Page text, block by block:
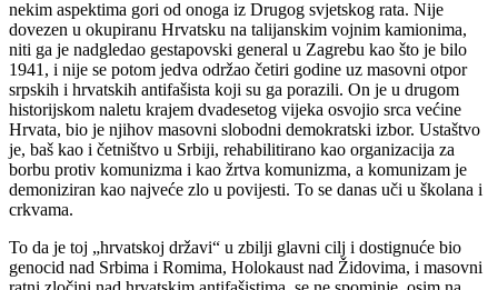
nekim aspektima gori od onoga iz Drugog svjetskog rata. Nije
dovezen u okupiranu Hrvatsku na talijanskim vojnim kamionima,
niti ga je nadgledao gestapovski general u Zagrebu kao što je bilo
1941, i nije se potom jedva održao četiri godine uz masovni otpor
srpskih i hrvatskih antifašista koji su ga porazili. On je u drugom
historijskom naletu krajem dvadesetog vijeka osvojio srca većine
Hrvata, bio je njihov masovni slobodni demokratski izbor. Ustaštvo
je, baš kao i četništvo u Srbiji, rehabilitirano kao organizacija za
borbu protiv komunizma i kao žrtva komunizma, a komunizam je
demoniziran kao najveće zlo u povijesti. To se danas uči u školana i
crkvama.
To da je toj „hrvatskoj državi“ u zbilji glavni cilj i dostignuće bio
genocid nad Srbima i Romima, Holokaust nad Židovima, i masovni